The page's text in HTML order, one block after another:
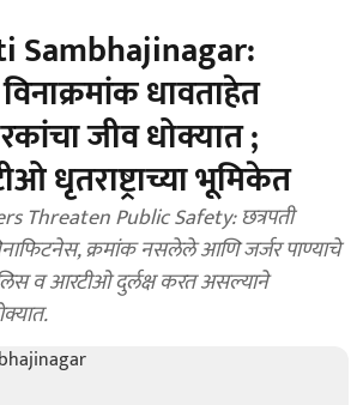
Sambhajinagar:
धावताहेत
जीव धोक्यात ;
धृतराष्ट्राच्या भूमिकेत
Threaten Public Safety: छत्रपती
क्रमांक नसलेले आणि जर्जर पाण्याचे
व आरटीओ दुर्लक्ष करत असल्याने